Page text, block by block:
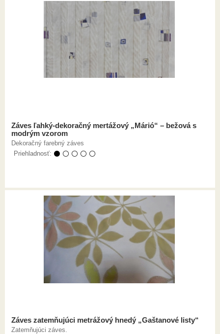
Záves ľahký-dekoračný mertážový „Márió“ – bežová s
modrým vzorom
Dekoračný farebný záves
Priehladnosť: ⚫ ⚪ ⚪ ⚪ ⚪
Záves zatemňujúci metrážový hnedý „Gaštanové listy“
Zatemňujúci záves.